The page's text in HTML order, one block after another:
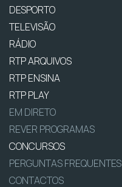
DESPORTO
TELEVISÃO
RÁDIO
RTP ARQUIVOS
RTP ENSINA
RTP PLAY
EM DIRETO
REVER PROGRAMAS
CONCURSOS
PERGUNTAS FREQUENTES
CONTACTOS